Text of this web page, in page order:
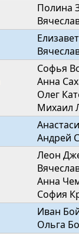
Полина
Софья
Анна
Олег
Михаил
Андрей
Леон
Анна
София
Иван
Ольга